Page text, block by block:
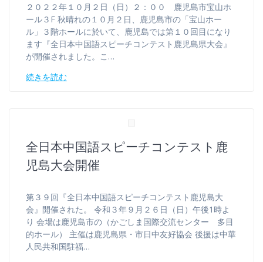
２０２２年１０月２日（日）２：００ 鹿児島市宝山ホ
ール３F 秋晴れの１０月２日、鹿児島市の「宝山ホー
ル」３階ホールに於いて、鹿児島では第１０回目になり
ます『全日本中国語スピーチコンテスト鹿児島県大会』
が開催されました。こ…
続きを読む
全日本中国語スピーチコンテスト鹿
児島大会開催
第３９回『全日本中国語スピーチコンテスト鹿児島大
会』開催された。 令和３年９月２６日（日）午後1時よ
り 会場は鹿児島市の（かごしま国際交流センター 多目
的ホール） 主催は鹿児島県・市日中友好協会 後援は中華
人民共和国駐福…